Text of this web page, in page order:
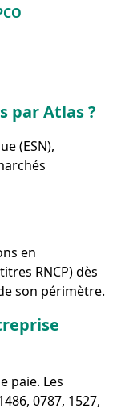
par Atlas ?
(ESN),
en
RNCP) dès
son périmètre.
paie. Les
0787, 1527,